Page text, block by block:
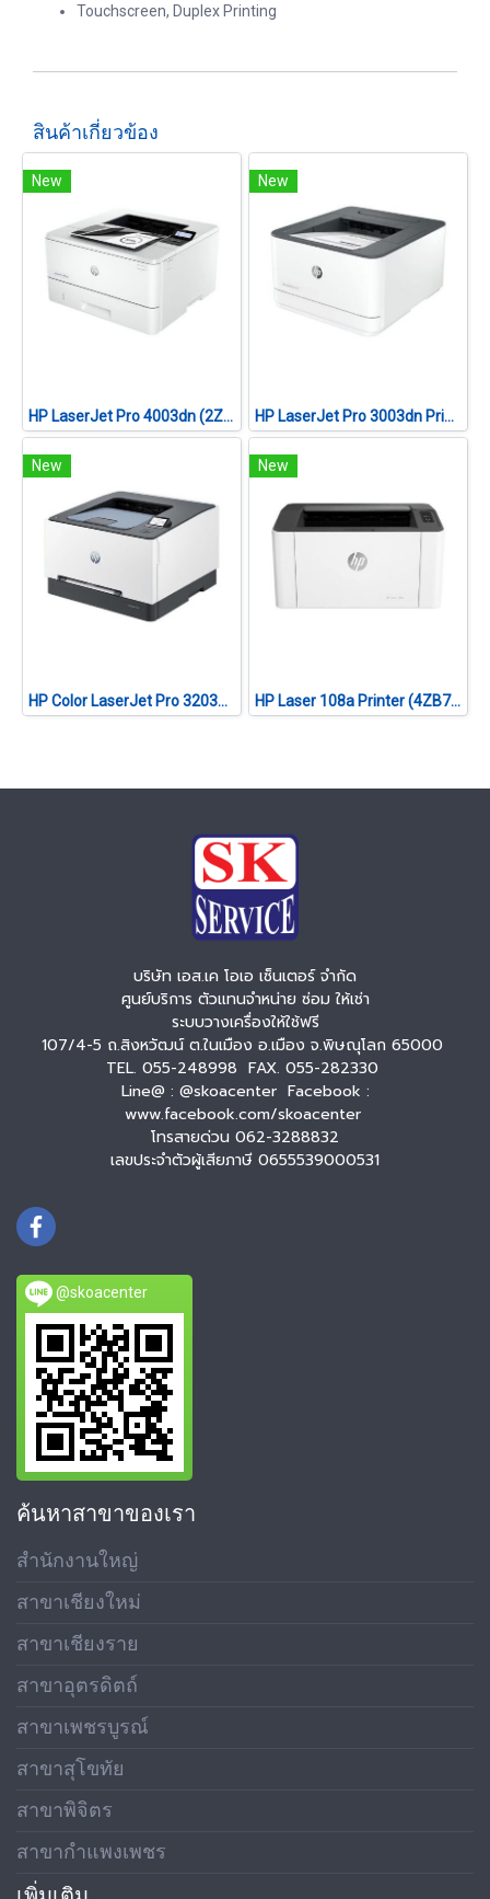
Touchscreen, Duplex Printing
สินค้าเกี่ยวข้อง
New
HP LaserJet Pro 4003dn (2Z609A)
New
HP LaserJet Pro 3003dn Printer (3G653A)
New
HP Color LaserJet Pro 3203dw (499N4A)
New
HP Laser 108a Printer (4ZB79A)
บริษัท เอส.เค โอเอ เซ็นเตอร์ จำกัด
ศูนย์บริการ ตัวแทนจำหน่าย ซ่อม ให้เช่า
ระบบวางเครื่องให้ใช้ฟรี
107/4-5 ถ.สิงหวัฒน์ ต.ในเมือง อ.เมือง จ.พิษณุโลก 65000
TEL. 055-248998 FAX. 055-282330
Line@ : @skoacenter Facebook :
www.facebook.com/skoacenter
โทรสายด่วน 062-3288832
เลขประจำตัวผู้เสียภาษี 0655539000531
@skoacenter
ค้นหาสาขาของเรา
สำนักงานใหญ่
สาขาเชียงใหม่
สาขาเชียงราย
สาขาอุตรดิตถ์
สาขาเพชรบูรณ์
สาขาสุโขทัย
สาขาพิจิตร
สาขากำแพงเพชร